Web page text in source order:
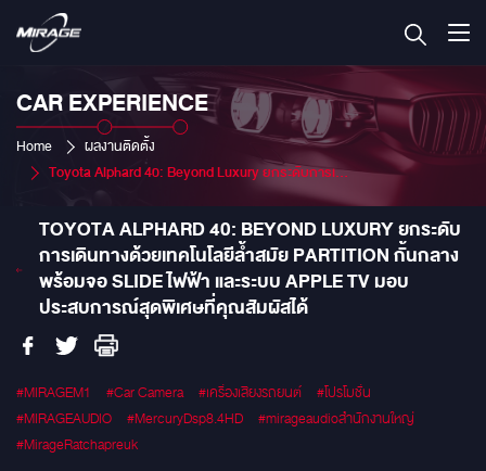
CAR EXPERIENCE
Home
ผลงานติดตั้ง
Toyota Alphard 40: Beyond Luxury ยกระดับการเดินทางด้วยเทคโนโลยีล้ำสมัย Partition กั้นกลางพร้อมจอ Slide ไฟฟ้า และระบบ Apple TV มอบประสบการณ์สุดพิเศษที่คุณสัมผัสได้
TOYOTA ALPHARD 40: BEYOND LUXURY ยกระดับ
การเดินทางด้วยเทคโนโลยีล้ำสมัย PARTITION กั้นกลาง
พร้อมจอ SLIDE ไฟฟ้า และระบบ APPLE TV มอบ
ประสบการณ์สุดพิเศษที่คุณสัมผัสได้
#MIRAGEM1 #Car Camera #เครื่องเสียงรถยนต์
#โปรโมชั่น
#MIRAGEAUDIO
#MercuryDsp8.4HD
#mirageaudioสำนักงานใหญ่
#MirageRatchapreuk